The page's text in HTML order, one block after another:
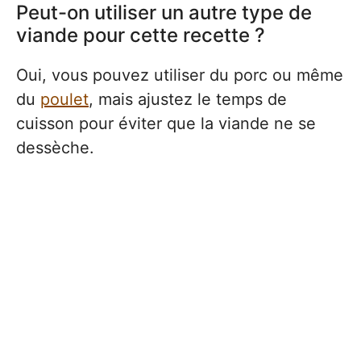
Peut-on utiliser un autre type de
viande pour cette recette ?
Oui, vous pouvez utiliser du porc ou même
du poulet, mais ajustez le temps de
cuisson pour éviter que la viande ne se
dessèche.